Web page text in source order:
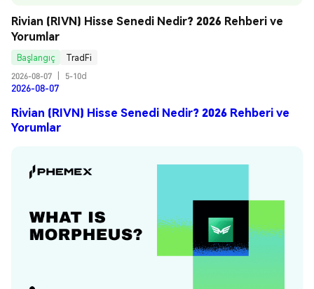
Rivian (RIVN) Hisse Senedi Nedir? 2026 Rehberi ve
Yorumlar
Başlangıç
TradFi
2026-08-07
5-10d
2026-08-07
Rivian (RIVN) Hisse Senedi Nedir? 2026 Rehberi ve
Yorumlar